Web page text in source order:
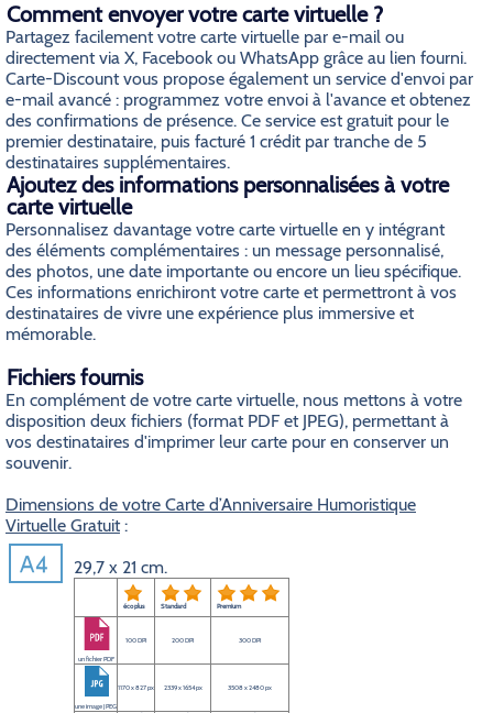
Comment envoyer votre carte virtuelle ?
Partagez facilement votre carte virtuelle par e-mail ou
directement via X, Facebook ou WhatsApp grâce au lien fourni.
Carte-Discount vous propose également un service d'envoi par
e-mail avancé : programmez votre envoi à l'avance et obtenez
des confirmations de présence. Ce service est gratuit pour le
premier destinataire, puis facturé 1 crédit par tranche de 5
destinataires supplémentaires.
Ajoutez des informations personnalisées à votre
carte virtuelle
Personnalisez davantage votre carte virtuelle en y intégrant
des éléments complémentaires : un message personnalisé,
des photos, une date importante ou encore un lieu spécifique.
Ces informations enrichiront votre carte et permettront à vos
destinataires de vivre une expérience plus immersive et
mémorable.
Fichiers fournis
En complément de votre carte virtuelle, nous mettons à votre
disposition deux fichiers (format PDF et JPEG), permettant à
vos destinataires d'imprimer leur carte pour en conserver un
souvenir.
Dimensions de votre Carte d’Anniversaire Humoristique
Virtuelle Gratuit:
29,7 x 21 cm.
éco plus Standard Premium
un fichier PDF
100 DPI 200 DPI 300 DPI
une image JPEG
1170 x 827 px 2339 x 1654 px 3508 x 2480 px